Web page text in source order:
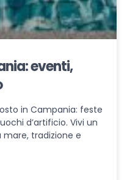
eventi,
in Campania: feste
d’artificio. Vivi un
tradizione e